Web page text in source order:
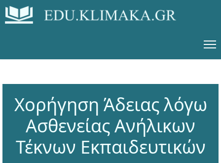
Χορήγηση Άδειας λόγω
Ασθενείας Ανήλικων
Τέκνων Εκπαιδευτικών